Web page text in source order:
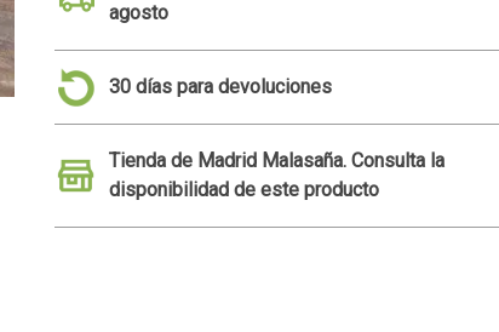
agosto
30 días para devoluciones
Tienda de Madrid Malasaña. Consulta la
disponibilidad de este producto